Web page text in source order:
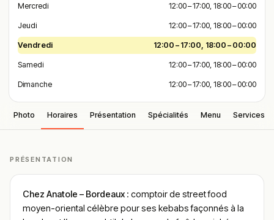
Mercredi 12:00 – 17:00, 18:00 – 00:00
Jeudi 12:00 – 17:00, 18:00 – 00:00
Vendredi 12:00 – 17:00, 18:00 – 00:00
Samedi 12:00 – 17:00, 18:00 – 00:00
Dimanche 12:00 – 17:00, 18:00 – 00:00
Photo Horaires Présentation Spécialités Menu Services
PRÉSENTATION
Chez Anatole – Bordeaux : comptoir de street food
moyen-oriental célèbre pour ses kebabs façonnés à la